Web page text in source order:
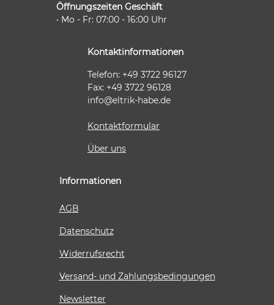
Öffnungszeiten Geschäft
• Mo - Fr: 07:00 - 16:00 Uhr
Kontaktinformationen
Telefon: +49 3722 96127
Fax: +49 3722 96128
info@eltrik-habe.de
Kontaktformular
Über uns
Informationen
AGB
Datenschutz
Widerrufsrecht
Versand- und Zahlungsbedingungen
Newsletter